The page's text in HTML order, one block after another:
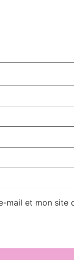
mail et mon